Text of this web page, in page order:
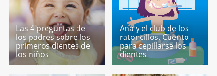
Las 4 preguntas de
los padres sobre los
primeros dientes de
los niños
Ana y el club de los
ratoncillos. Cuento
para cepillarse los
dientes